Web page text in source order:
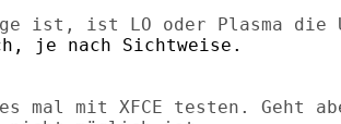
je nach Sichtweise.
mal mit XFCE testen. Geht